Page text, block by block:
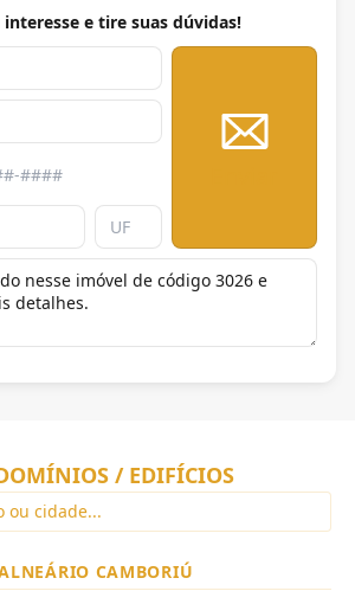
e tire suas dúvidas!
/ EDIFÍCIOS
CAMBORIÚ